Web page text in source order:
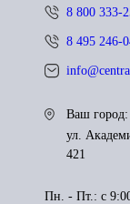
8 800 333-
8 495 246-
Ваш город:
ул.
421
Пн. - Пт.: с